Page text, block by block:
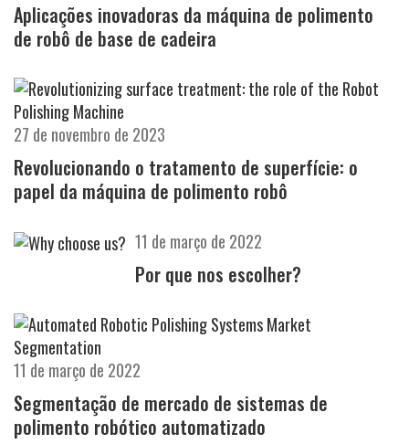
Aplicações inovadoras da máquina de polimento
de robô de base de cadeira
27 de novembro de 2023
Revolucionando o tratamento de superfície: o
papel da máquina de polimento robô
11 de março de 2022
Por que nos escolher?
11 de março de 2022
Segmentação de mercado de sistemas de
polimento robótico automatizado